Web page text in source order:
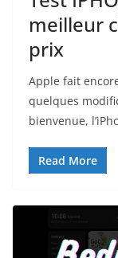
meilleur
prix
Apple fait
quelques
bienvenue,
Read More